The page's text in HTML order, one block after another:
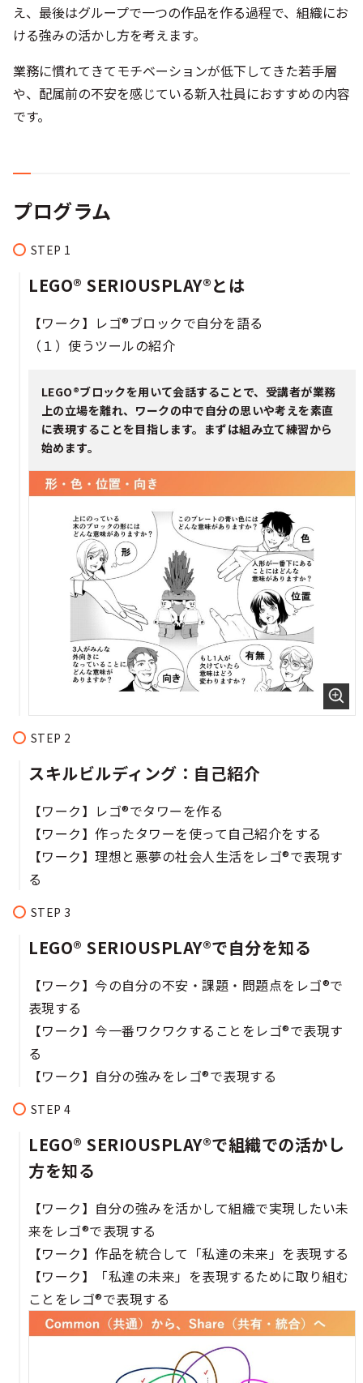
え、最後はグループで一つの作品を作る過程で、組織にお
ける強みの活かし方を考えます。
業務に慣れてきてモチベーションが低下してきた若手層
や、配属前の不安を感じている新入社員におすすめの内容
です。
プログラム
LEGO® SERIOUSPLAY®とは​​
【ワーク】レゴ®ブロックで自分を語る​
（１）使うツールの紹介​​
LEGO®ブロックを用いて会話することで、受講者が業務
上の立場を離れ、ワークの中で自分の思いや考えを素直
に表現することを目指します。まずは組み立て練習から
始めます。
スキルビルディング：自己紹介​​​
【ワーク】レゴ®でタワーを作る​​​
【ワーク】作ったタワーを使って自己紹介をする​​
【ワーク】理想と悪夢の社会人生活をレゴ®で表現す
る​​
LEGO® SERIOUSPLAY®で自分を知る
【ワーク】今の自分の不安・課題・問題点をレゴ®で
表現する​
【ワーク】今一番ワクワクすることをレゴ®で表現す
る​
【ワーク】自分の強みをレゴ®で表現する​
LEGO® SERIOUSPLAY®で組織での活かし
方を知る​
【ワーク】自分の強みを活かして組織で実現したい未
来をレゴ®で表現する​
【ワーク】作品を統合して「私達の未来」を表現する​
【ワーク】「私達の未来」を表現するために取り組む
ことをレゴ®で表現する​